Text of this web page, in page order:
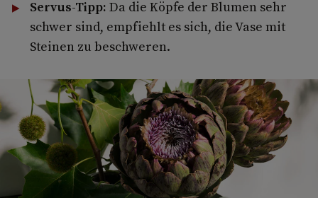
Servus-Tipp: Da die Köpfe der Blumen sehr
schwer sind, empfiehlt es sich, die Vase mit
Steinen zu beschweren.